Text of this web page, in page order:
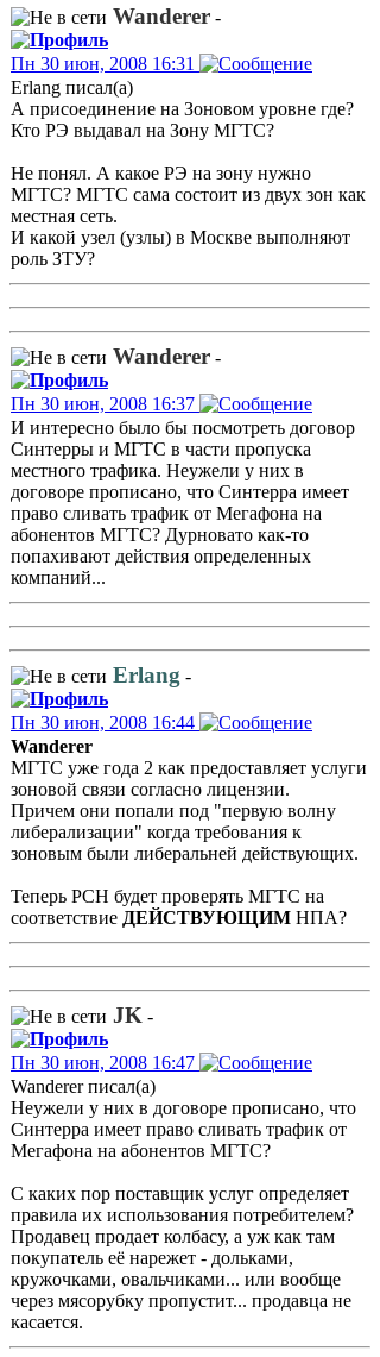
Wanderer -
Пн 30 июн, 2008 16:31
Erlang писал(а)
А присоединение на Зоновом уровне где?
Кто РЭ выдавал на Зону МГТС?
Не понял. А какое РЭ на зону нужно
МГТС? МГТС сама состоит из двух зон как
местная сеть.
И какой узел (узлы) в Москве выполняют
роль ЗТУ?
Wanderer -
Пн 30 июн, 2008 16:37
И интересно было бы посмотреть договор
Синтерры и МГТС в части пропуска
местного трафика. Неужели у них в
договоре прописано, что Синтерра имеет
право сливать трафик от Мегафона на
абонентов МГТС? Дурновато как-то
попахивают действия определенных
компаний...
Erlang -
Пн 30 июн, 2008 16:44
Wanderer
МГТС уже года 2 как предоставляет услуги
зоновой связи согласно лицензии.
Причем они попали под "первую волну
либерализации" когда требования к
зоновым были либеральней действующих.
Теперь РСН будет проверять МГТС на
соответствие ДЕЙСТВУЮЩИМ НПА?
JK -
Пн 30 июн, 2008 16:47
Wanderer писал(а)
Неужели у них в договоре прописано, что
Синтерра имеет право сливать трафик от
Мегафона на абонентов МГТС?
С каких пор поставщик услуг определяет
правила их использования потребителем?
Продавец продает колбасу, а уж как там
покупатель её нарежет - дольками,
кружочками, овальчиками... или вообще
через мясорубку пропустит... продавца не
касается.